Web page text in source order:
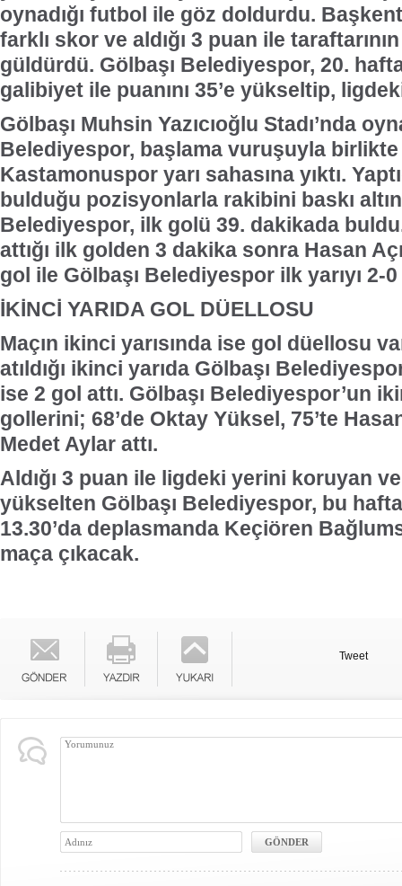
oynadığı futbol ile göz doldurdu.
farklı skor ve aldığı 3 puan ile
güldürdü. Gölbaşı Belediyespor, 20.
galibiyet ile puanını 35’e yükseltip,
Gölbaşı Muhsin Yazıcıoğlu Stadı’nda
Belediyespor, başlama vuruşuyla birlikte
Kastamonuspor yarı sahasına yıktı.
bulduğu pozisyonlarla rakibini baskı
Belediyespor, ilk golü 39. dakikada
attığı ilk golden 3 dakika sonra Hasan
gol ile Gölbaşı Belediyespor ilk yarıyı 2-
İKİNCİ YARIDA GOL DÜELLOSU
Maçın ikinci yarısında ise gol düellosu
atıldığı ikinci yarıda Gölbaşı
ise 2 gol attı. Gölbaşı Belediyespor’un
gollerini; 68’de Oktay Yüksel, 75’te
Medet Aylar attı.
Aldığı 3 puan ile ligdeki yerini koruyan ve
yükselten Gölbaşı Belediyespor, bu
13.30’da deplasmanda Keçiören
maça çıkacak.
Tweet